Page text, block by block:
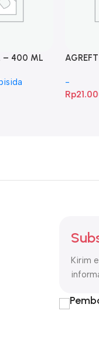
– 400 ML AGREFT
-
Rp
Kirim